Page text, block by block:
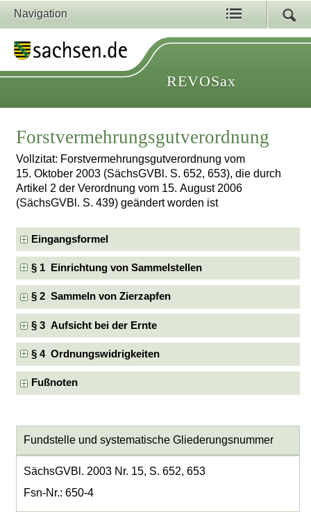
Navigation
REVOSax
Forstvermehrungsgutverordnung
Vollzitat: Forstvermehrungsgutverordnung vom
15. Oktober 2003 (SächsGVBl. S. 652, 653), die durch
Artikel 2 der Verordnung vom 15. August 2006
(SächsGVBl. S. 439) geändert worden ist
Eingangsformel
§ 1 Einrichtung von Sammelstellen
§ 2 Sammeln von Zierzapfen
§ 3 Aufsicht bei der Ernte
§ 4 Ordnungswidrigkeiten
Fußnoten
Fundstelle und systematische Gliederungsnummer
SächsGVBl. 2003 Nr. 15, S. 652, 653
Fsn-Nr.: 650-4